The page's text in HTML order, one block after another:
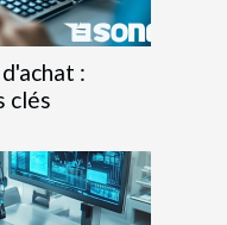
:
clés